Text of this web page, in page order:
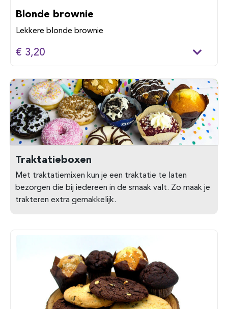
Blonde brownie
Lekkere blonde brownie
€ 3,20
Traktatieboxen
Met traktatiemixen kun je een traktatie te laten
bezorgen die bij iedereen in de smaak valt. Zo maak je
trakteren extra gemakkelijk.